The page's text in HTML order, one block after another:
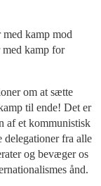
kamp mod
kamp for
om at sætte
til ende! Det er
af et kommunistisk
fra alle
og bevæger os
ånd.